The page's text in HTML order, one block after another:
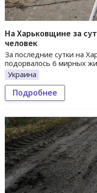
На Харьковщине за
человек
За последние сутки на
подорвалось 6 мирных
Украина
Подробнее